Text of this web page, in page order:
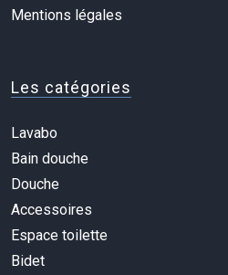
Mentions légales
Les catégories
Lavabo
Bain douche
Douche
Accessoires
Espace toilette
Bidet